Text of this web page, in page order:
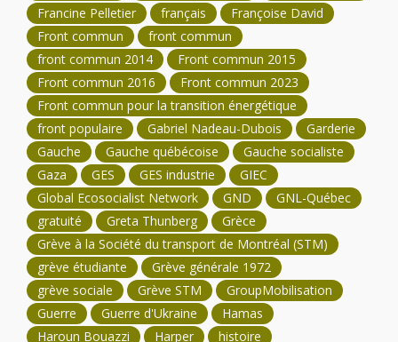
Francine Pelletier
français
Françoise David
Front commun
front commun
front commun 2014
Front commun 2015
Front commun 2016
Front commun 2023
Front commun pour la transition énergétique
front populaire
Gabriel Nadeau-Dubois
Garderie
Gauche
Gauche québécoise
Gauche socialiste
Gaza
GES GES industrie
GIEC
Global Ecosocialist Network
GND
GNL-Québec
gratuité
Greta Thunberg
Grèce
Grève à la Société du transport de Montréal (STM)
grève étudiante
Grève générale 1972
grève sociale
Grève STM
GroupMobilisation
Guerre
Guerre d'Ukraine
Hamas
Haroun Bouazzi
Harper
histoire